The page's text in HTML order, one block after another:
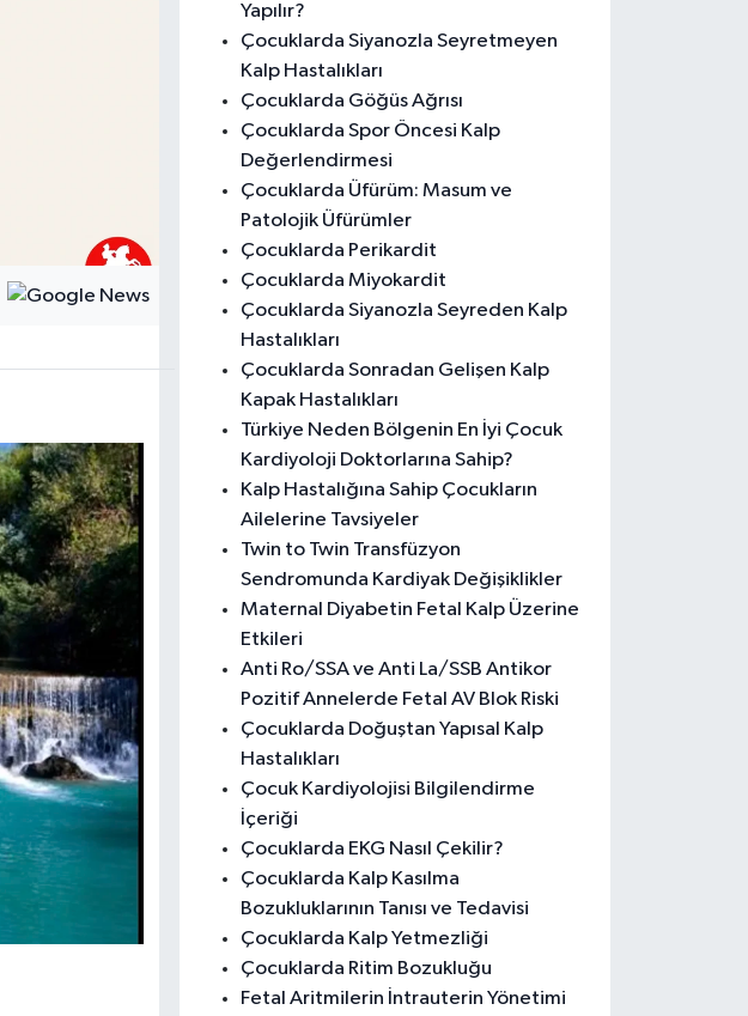
Yapılır?
Çocuklarda Siyanozla Seyretmeyen
Kalp Hastalıkları
Çocuklarda Göğüs Ağrısı
Çocuklarda Spor Öncesi Kalp
Değerlendirmesi
Çocuklarda Üfürüm: Masum ve
Patolojik Üfürümler
Çocuklarda Perikardit
Çocuklarda Miyokardit
Çocuklarda Siyanozla Seyreden Kalp
Hastalıkları
Çocuklarda Sonradan Gelişen Kalp
Kapak Hastalıkları
Türkiye Neden Bölgenin En İyi Çocuk
Kardiyoloji Doktorlarına Sahip?
Kalp Hastalığına Sahip Çocukların
Ailelerine Tavsiyeler
Twin to Twin Transfüzyon
Sendromunda Kardiyak Değişiklikler
Maternal Diyabetin Fetal Kalp Üzerine
Etkileri
Anti Ro/SSA ve Anti La/SSB Antikor
Pozitif Annelerde Fetal AV Blok Riski
Çocuklarda Doğuştan Yapısal Kalp
Hastalıkları
Çocuk Kardiyolojisi Bilgilendirme
İçeriği
Çocuklarda EKG Nasıl Çekilir?
Çocuklarda Kalp Kasılma
Bozukluklarının Tanısı ve Tedavisi
Çocuklarda Kalp Yetmezliği
Çocuklarda Ritim Bozukluğu
Fetal Aritmilerin İntrauterin Yönetimi